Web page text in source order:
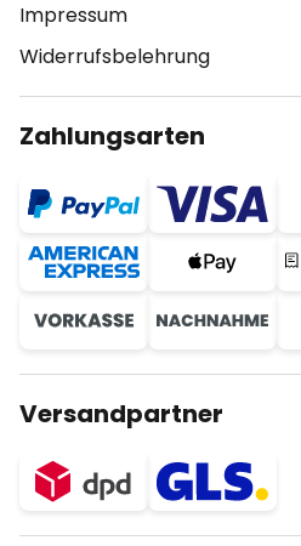
Impressum
Widerrufsbelehrung
Zahlungsarten
Versandpartner